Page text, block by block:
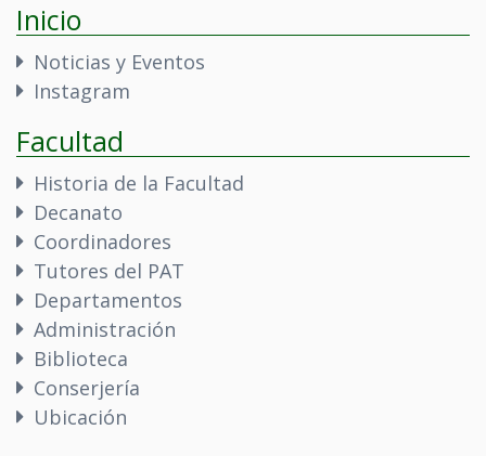
Inicio
Noticias y Eventos
Instagram
Facultad
Historia de la Facultad
Decanato
Coordinadores
Tutores del PAT
Departamentos
Administración
Biblioteca
Conserjería
Ubicación